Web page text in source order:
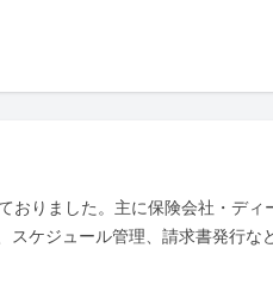
おりました。主に保険会社・デ
スケジュール管理、請求書発行な